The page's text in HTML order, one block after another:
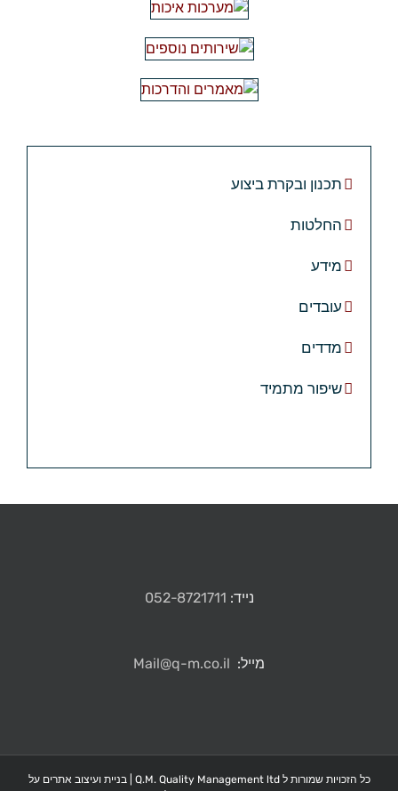
תכנון ובקרת ביצוע
החלטות
מידע
עובדים
מדדים
שיפור מתמיד
נייד: 052-8721711
מייל: Mail@q-m.co.il
כל הזכויות שמורות ל Q.M. Quality Management ltd |
בניית ועיצוב אתרים על